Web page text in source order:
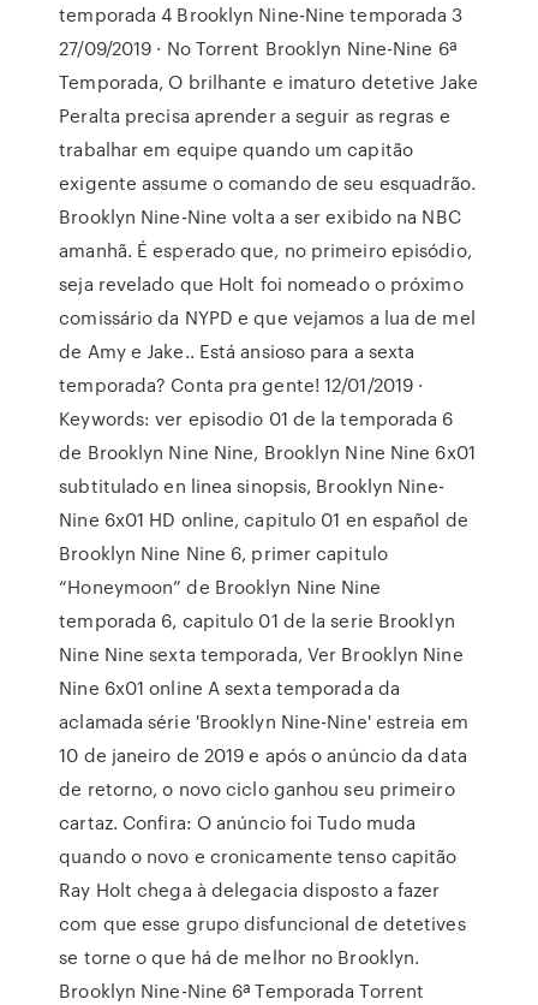
temporada 4 Brooklyn Nine-Nine temporada 3
27/09/2019 · No Torrent Brooklyn Nine-Nine 6ª
Temporada, O brilhante e imaturo detetive Jake
Peralta precisa aprender a seguir as regras e
trabalhar em equipe quando um capitão
exigente assume o comando de seu esquadrão.
Brooklyn Nine-Nine volta a ser exibido na NBC
amanhã. É esperado que, no primeiro episódio,
seja revelado que Holt foi nomeado o próximo
comissário da NYPD e que vejamos a lua de mel
de Amy e Jake.. Está ansioso para a sexta
temporada? Conta pra gente! 12/01/2019 ·
Keywords: ver episodio 01 de la temporada 6
de Brooklyn Nine Nine, Brooklyn Nine Nine 6x01
subtitulado en linea sinopsis, Brooklyn Nine-
Nine 6x01 HD online, capitulo 01 en español de
Brooklyn Nine Nine 6, primer capitulo
“Honeymoon” de Brooklyn Nine Nine
temporada 6, capitulo 01 de la serie Brooklyn
Nine Nine sexta temporada, Ver Brooklyn Nine
Nine 6x01 online A sexta temporada da
aclamada série 'Brooklyn Nine-Nine' estreia em
10 de janeiro de 2019 e após o anúncio da data
de retorno, o novo ciclo ganhou seu primeiro
cartaz. Confira: O anúncio foi Tudo muda
quando o novo e cronicamente tenso capitão
Ray Holt chega à delegacia disposto a fazer
com que esse grupo disfuncional de detetives
se torne o que há de melhor no Brooklyn.
Brooklyn Nine-Nine 6ª Temporada Torrent